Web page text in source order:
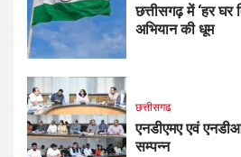
छत्तीसगढ़ में ‘हर घर
अभियान की धूम
छत्तीसगढ
एनडीएमए एवं
सम्पन्न